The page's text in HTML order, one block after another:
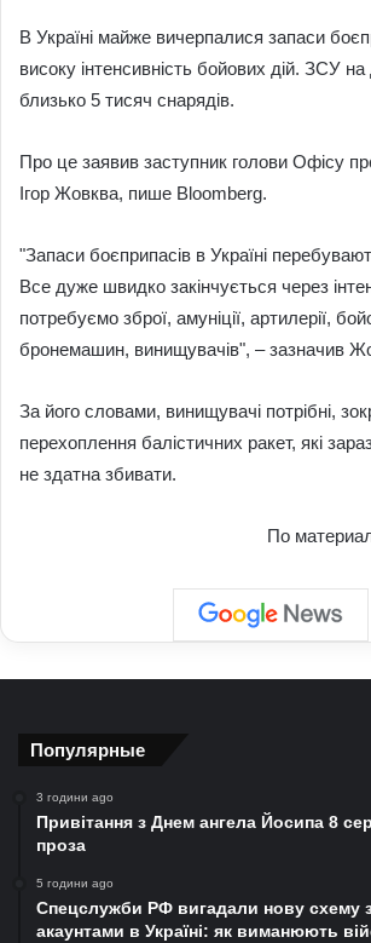
В Україні майже вичерпалися запаси
високу інтенсивність бойових дій. ЗСУ на
близько 5 тисяч снарядів.
Про це заявив заступник голови Офісу
Ігор Жовква, пише Bloomberg.
"Запаси боєприпасів в Україні
Все дуже швидко закінчується через
потребуємо зброї, амуніції, артилерії,
бронемашин, винищувачів", – зазначив
За його словами, винищувачі потрібні,
перехоплення балістичних ракет, які
не здатна збивати.
По
Популярные
3 години ago
Привітання з Днем ангела Йосипа 8
проза
5 години ago
Спецслужби РФ вигадали нову схему
акаунтами в Україні: як виманюють